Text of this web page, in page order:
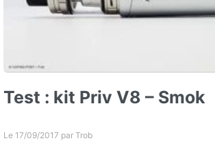
Test : kit Priv V8 – Smok
Le 17/09/2017 par Trob